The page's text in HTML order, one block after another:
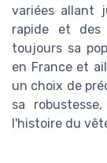
variées allant
rapide et des
toujours sa
en France et
un choix de
sa
l'histoire du